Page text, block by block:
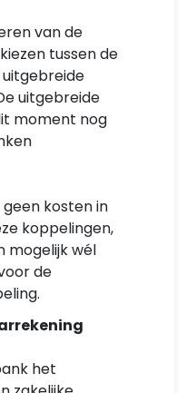
van de
tussen de
uitgebreide
moment nog
kosten in
koppelingen,
mogelijk wél
de
het